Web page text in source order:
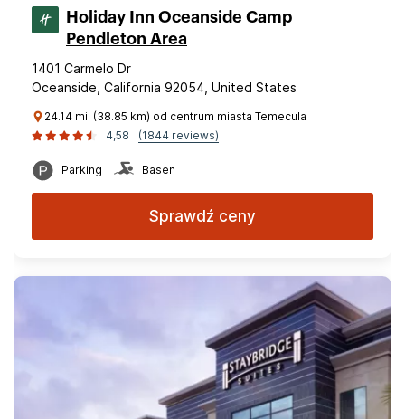
Holiday Inn Oceanside Camp
Pendleton Area
1401 Carmelo Dr
Oceanside, California 92054, United States
24.14 mil (38.85 km) od centrum miasta Temecula
4,58
(1844 reviews)
Parking Basen
Sprawdź ceny